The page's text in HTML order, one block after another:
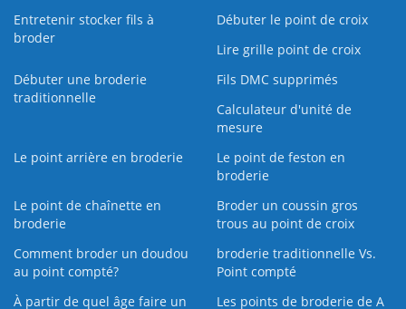
Entretenir stocker fils à
broder
Débuter le point de croix
Lire grille point de croix
Débuter une broderie
traditionnelle
Fils DMC supprimés
Calculateur d'unité de
mesure
Le point arrière en broderie
Le point de feston en
broderie
Le point de chaînette en
broderie
Broder un coussin gros
trous au point de croix
Comment broder un doudou
au point compté?
broderie traditionnelle Vs.
Point compté
À partir de quel âge faire un
Les points de broderie de A